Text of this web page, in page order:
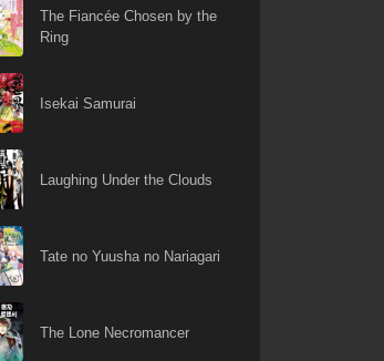
The Fiancée Chosen by the
Ring
Isekai Samurai
Laughing Under the Clouds
Tate no Yuusha no Nariagari
The Lone Necromancer